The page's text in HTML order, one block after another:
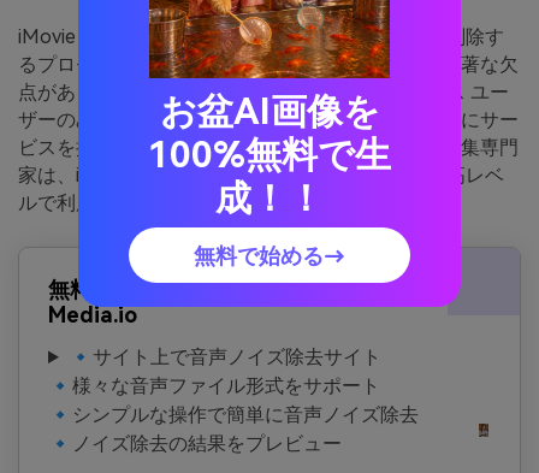
iMovie で不要なサウンドエフェクトを削減および削除す
るプロセスは簡単に実行できますが、いくつかの顕著な欠
点があります。まず、このアプリは Apple デバイス ユー
ザーのみが利用できるため、ニッチなユーザーのみにサー
ビスを提供します。さらに、ハイレベルのビデオ編集専門
家は、iMovie で利用できるプロレベルの機能を最高レベ
ルで利用できます。
無料ノイズが除去できる
Media.io
🔹サイト上で音声ノイズ除去サイト
🔹様々な音声ファイル形式をサポート
🔹シンプルな操作で簡単に音声ノイズ除去
🔹ノイズ除去の結果をプレビュー
お盆AI画像を
100%無料で生
成！！
無料で始める→